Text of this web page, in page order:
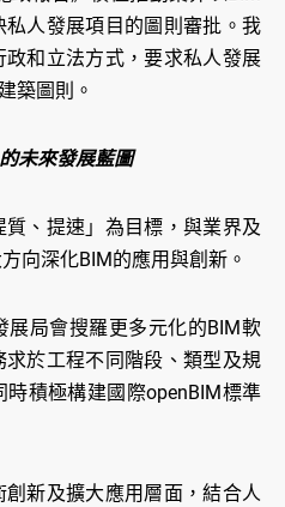
人發展項目的圖則審批。我
和立法方式，要求私人發展
築圖則。
未來發展藍圖
、提速」為目標，與業界及
向深化BIM的應用與創新。
局會搜羅更多元化的BIM軟
於工程不同階段、類型及規
積極構建國際openBIM標準
新及擴大應用層面，結合人